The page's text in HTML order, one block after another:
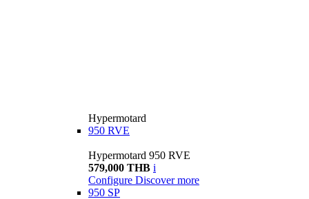
Hypermotard
950 RVE
Hypermotard 950 RVE
579,000 THB i
Configure Discover more
950 SP